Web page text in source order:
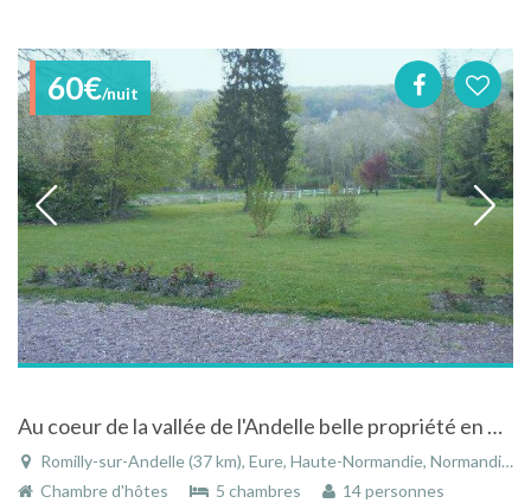
60€/nuit
Au coeur de la vallée de l'Andelle belle propriété en bord de rivière.
Romilly-sur-Andelle (37 km), Eure, Haute-Normandie, Normandie, France
Chambre d'hôtes
5 chambres 14 personnes